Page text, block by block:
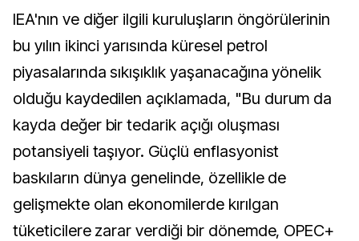
IEA'nın ve diğer ilgili kuruluşların öngörülerinin
bu yılın ikinci yarısında küresel petrol
piyasalarında sıkışıklık yaşanacağına yönelik
olduğu kaydedilen açıklamada, "Bu durum da
kayda değer bir tedarik açığı oluşması
potansiyeli taşıyor. Güçlü enflasyonist
baskıların dünya genelinde, özellikle de
gelişmekte olan ekonomilerde kırılgan
tüketicilere zarar verdiği bir dönemde, OPEC+